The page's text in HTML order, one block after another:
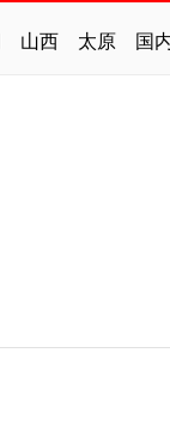
山西 太原 国